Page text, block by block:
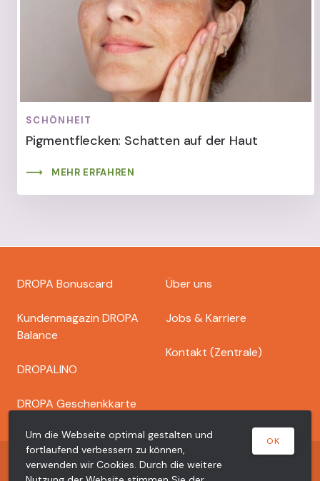
SCHÖNHEIT
Pigmentflecken: Schatten auf der Haut
MEHR ERFAHREN
Footer
dropa
DROPA Bonuscard
Kundenmagazin DROPA
Balance
DROPALINO
DROPA Geschenkkarte
Über uns
Jobs & Karriere
Kontakt (Zentrale)
Copyright © 2026 Dr. Bähler Dropa AG
Um die Webseite optimal gestalten und
fortlaufend verbessern zu können,
verwenden wir Cookies. Durch die weitere
OK